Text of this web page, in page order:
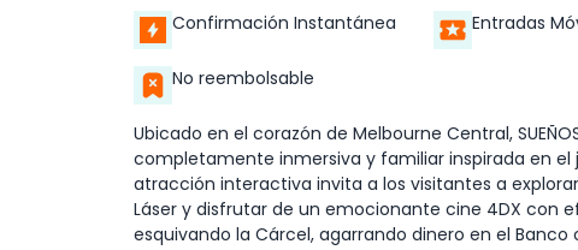
Confirmación Instantánea Entradas
No reembolsable
Ubicado en el corazón de Melbourne Central,
completamente inmersiva y familiar inspirada en
atracción interactiva invita a los visitantes a
Láser y disfrutar de un emocionante cine 4DX con
esquivando la Cárcel, agarrando dinero en el